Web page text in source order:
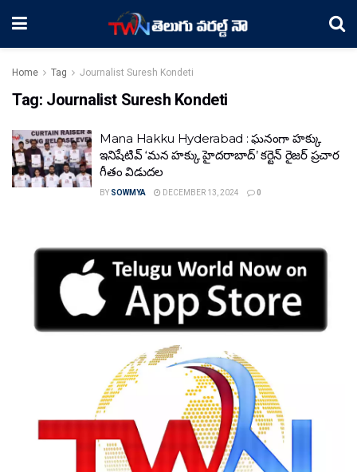
Home Tag Journalist Suresh Kondeti
Tag: Journalist Suresh Kondeti
Mana Hakku Hyderabad : ఘనంగా హక్కు
ఇనిషేటివ్ ‘మన హక్కు హైదరాబాద్’ కర్టెన్ రైజర్ ప్రచార
గీతం విడుదల
BY SOWMYA DECEMBER 13, 2024 0